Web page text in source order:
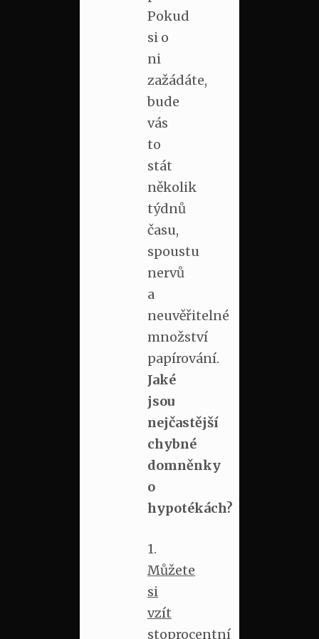
Pokud
si o
ni
zažádáte,
bude
vás
to
stát
několik
týdnů
času,
spoustu
nervů
a
neuvěřitelné
množství
papírování.
Jaké
jsou
nejčastější
chybné
domněnky
o
hypotékách?
1.
Můžete
si
vzít
stoprocentní